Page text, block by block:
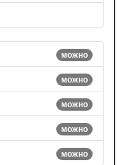
можно
можно
можно
можно
можно